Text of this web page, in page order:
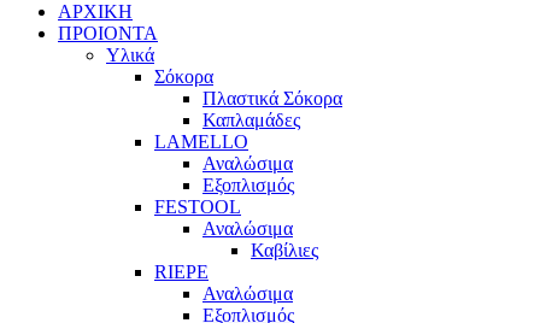
ΑΡΧΙΚΗ
ΠΡΟΙΟΝΤΑ
Υλικά
Σόκορα
Πλαστικά Σόκορα
Καπλαμάδες
LAMELLO
Αναλώσιμα
Εξοπλισμός
FESTOOL
Αναλώσιμα
Καβίλιες
RIEPE
Αναλώσιμα
Εξοπλισμός